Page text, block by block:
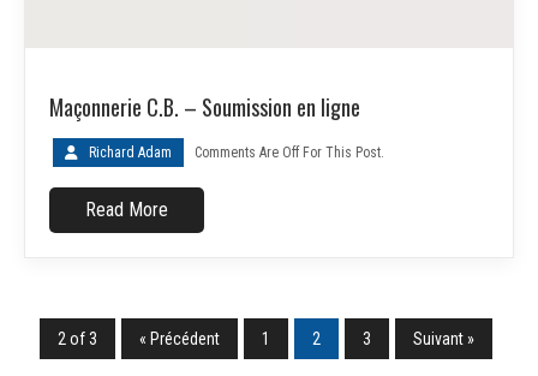
Maçonnerie C.B. – Soumission en ligne
Richard Adam Comments Are Off For This Post.
Read More
2 of 3 « Précédent 1 2 3 Suivant »